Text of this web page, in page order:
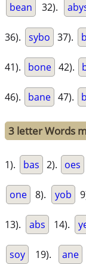
bean 32).
36). sybo 37).
41). bone 42).
46). bane 47).
3 letter Words
1). bas 2). oes
one 8). yob
13). abs 14).
soy 19). ane